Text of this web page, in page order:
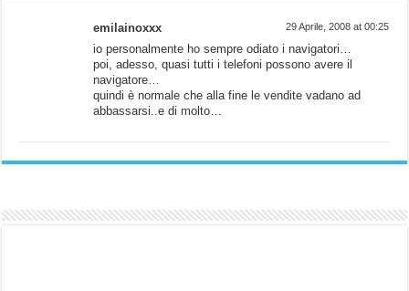
emilainoxxx 29 Aprile, 2008 at 00:25
io personalmente ho sempre odiato i navigatori…
poi, adesso, quasi tutti i telefoni possono avere il
navigatore…
quindi è normale che alla fine le vendite vadano ad
abbassarsi..e di molto…